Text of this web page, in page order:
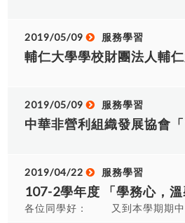
natrsingleform-1.html）翻譯。
用單位於線上系統詳實填列，並核
確性，請地方目的事業主管機關、
函送申請獎勵之（可編輯）電子檔
報部辦理，本案以公文發文日期或
機關辦理，另上開附件 檔案同步公
服務資訊網」最新消息
（https://vol.mohw.gov.tw/
四、 注意事項： 1. 請珍惜開放名
法參加，請於活動前一周來電告知
額能如期參與。 2. 錄取名單與行
40分鐘以上，恕不發給結業證書，
配合，謝謝。 4. 請攜帶兩吋相片1
保，落實愛護地球理念，本會中餐
方式提供，請自行準備環保碗、環
筆、環保杯與會，謝謝您的合作！
BX106111 李健豪 24
BX106071 徐雨暄 26 人資二甲
果競賽前3名及佳作 序號 名次 指
機一甲榮獲大一服務學習成果競
指導數媒一甲榮獲大一服務學習成
果競賽佳作 王福順 5 指導應英一
學習成果競賽佳作 陳淑貞 6 指導
一服務學習成果競賽佳作 李宗乙
2019/05/09 服務學習
2019/05/09 服務學習
2019/04/22 服務學習
各位同學好： 又到本學期期中